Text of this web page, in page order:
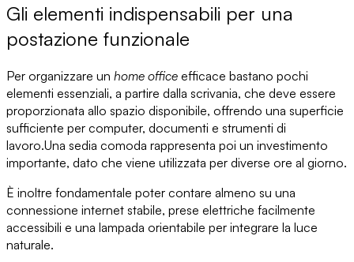
Gli elementi indispensabili per una
postazione funzionale
Per organizzare un home office efficace bastano pochi
elementi essenziali, a partire dalla scrivania, che deve essere
proporzionata allo spazio disponibile, offrendo una superficie
sufficiente per computer, documenti e strumenti di
lavoro.Una sedia comoda rappresenta poi un investimento
importante, dato che viene utilizzata per diverse ore al giorno.
È inoltre fondamentale poter contare almeno su una
connessione internet stabile, prese elettriche facilmente
accessibili e una lampada orientabile per integrare la luce
naturale.